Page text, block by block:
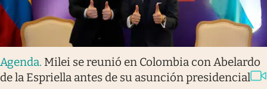
Agenda. Milei se reunió en Colombia con Abelardo
de la Espriella antes de su asunción presidencial